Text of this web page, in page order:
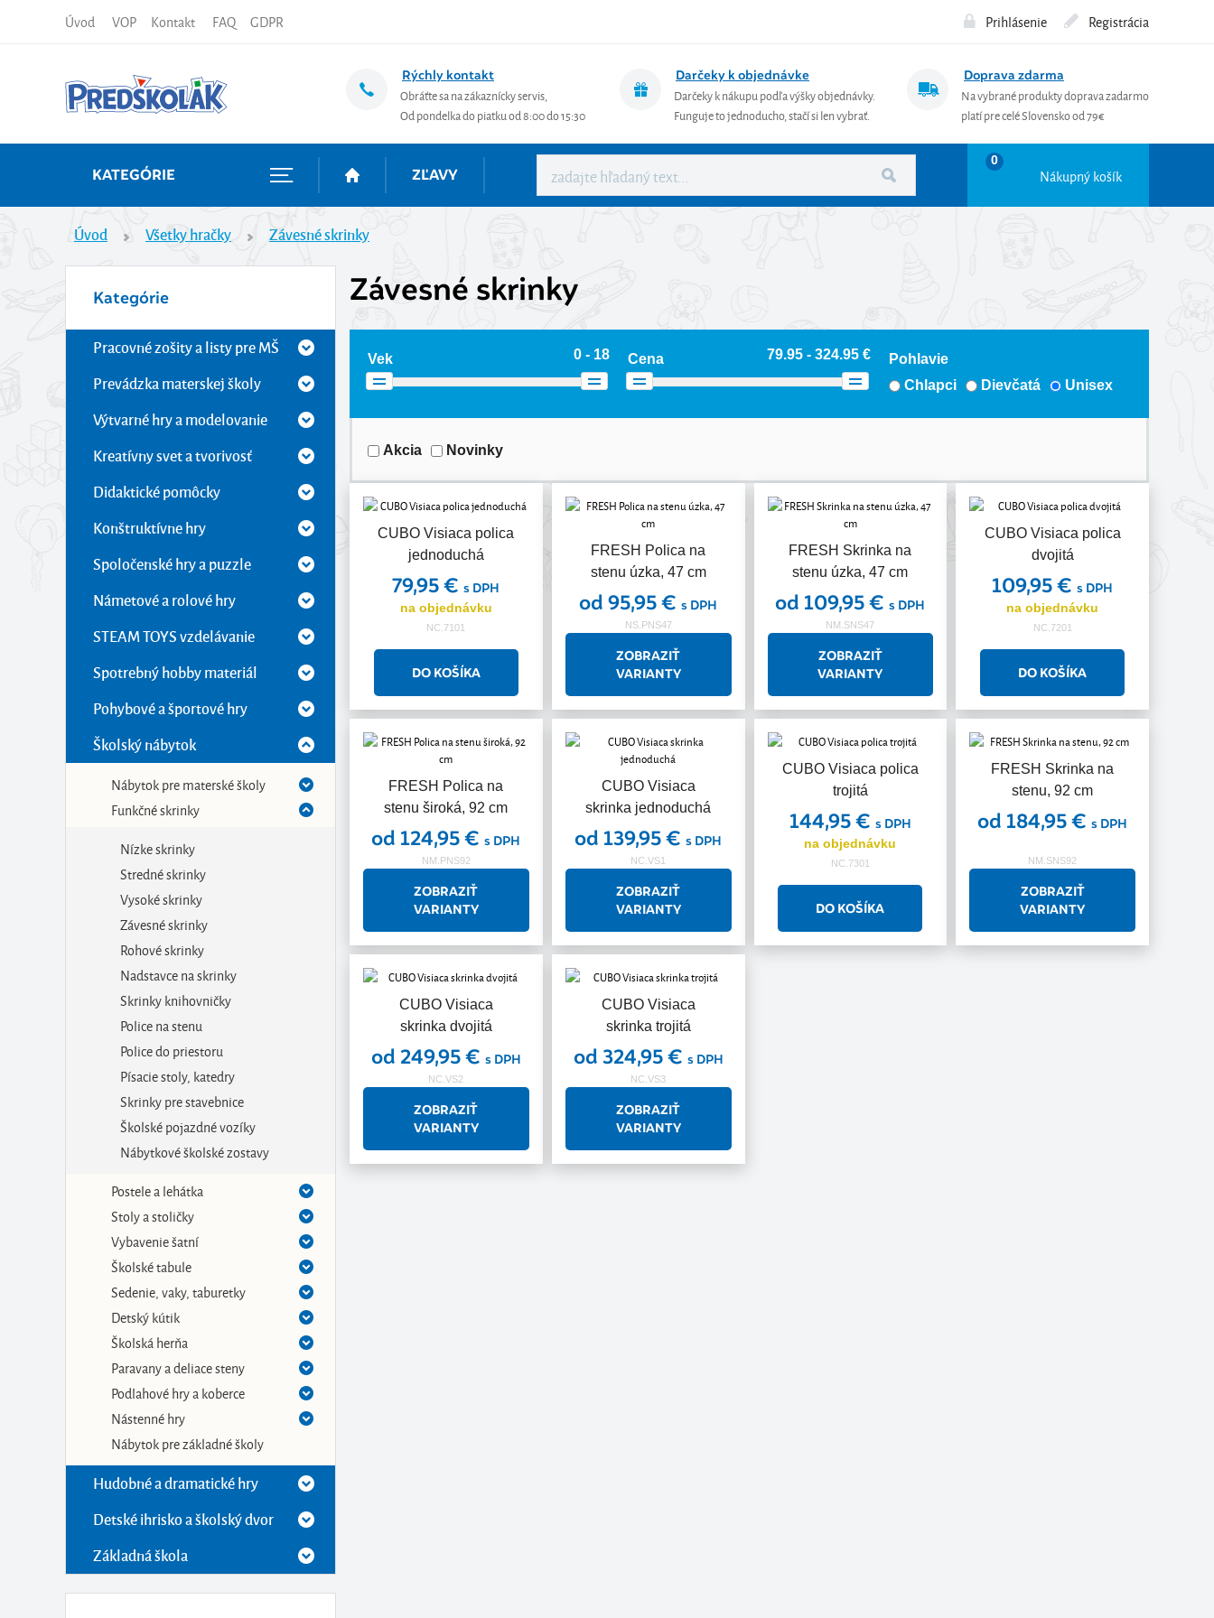
Úvod VOP Kontakt FAQ GDPR Prihlásenie Registrácia
Rýchly kontakt
Obráťte sa na zákaznícky servis,
Od pondelka do piatku od 8:00 do 15:30
Darčeky k objednávke
Darčeky k nákupu podľa výšky objednávky.
Funguje to jednoducho, stačí si len vybrať.
Doprava zdarma
Na vybrané produkty doprava zadarmo
platí pre celé Slovensko od 79€
KATEGÓRIE ZĽAVY
0
Nákupný košík
Úvod Všetky hračky Závesné skrinky
Kategórie
Pracovné zošity a listy pre MŠ
Prevádzka materskej školy
Výtvarné hry a modelovanie
Kreatívny svet a tvorivosť
Didaktické pomôcky
Konštruktívne hry
Spoločenské hry a puzzle
Námetové a rolové hry
STEAM TOYS vzdelávanie
Spotrebný hobby materiál
Pohybové a športové hry
Školský nábytok
Nábytok pre materské školy
Funkčné skrinky
Nízke skrinky
Stredné skrinky
Vysoké skrinky
Závesné skrinky
Rohové skrinky
Nadstavce na skrinky
Skrinky knihovničky
Police na stenu
Police do priestoru
Písacie stoly, katedry
Skrinky pre stavebnice
Školské pojazdné vozíky
Nábytkové školské zostavy
Postele a lehátka
Stoly a stoličky
Vybavenie šatní
Školské tabule
Sedenie, vaky, taburetky
Detský kútik
Školská herňa
Paravany a deliace steny
Podlahové hry a koberce
Nástenné hry
Nábytok pre základné školy
Hudobné a dramatické hry
Detské ihrisko a školský dvor
Základná škola
Závesné skrinky
Vek 0 - 18 Cena 79.95 - 324.95 €
Pohlavie
Chlapci
Dievčatá Unisex
Akcia Novinky
CUBO Visiaca polica
jednoduchá
79,95 €s DPH
na objednávku
NC.7101
FRESH Polica na
stenu úzka, 47 cm
od 95,95 €s DPH
NS.PNS47
ZOBRAZIŤ
VARIANTY
FRESH Skrinka na
stenu úzka, 47 cm
od 109,95 €s DPH
NM.SNS47
ZOBRAZIŤ
VARIANTY
CUBO Visiaca polica
dvojitá
109,95 €s DPH
na objednávku
NC.7201
FRESH Polica na
stenu široká, 92 cm
od 124,95 €s DPH
NM.PNS92
ZOBRAZIŤ
VARIANTY
CUBO Visiaca
skrinka jednoduchá
od 139,95 €s DPH
NC.VS1
ZOBRAZIŤ
VARIANTY
CUBO Visiaca polica
trojitá
144,95 € s DPH
na objednávku
NC.7301
FRESH Skrinka na
stenu, 92 cm
od 184,95 €s DPH
NM.SNS92
ZOBRAZIŤ
VARIANTY
CUBO Visiaca
skrinka dvojitá
od 249,95 € s DPH
NC.VS2
ZOBRAZIŤ
VARIANTY
CUBO Visiaca
skrinka trojitá
od 324,95 € s DPH
NC.VS3
ZOBRAZIŤ
VARIANTY